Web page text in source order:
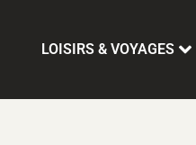
LOISIRS & VOYAGES